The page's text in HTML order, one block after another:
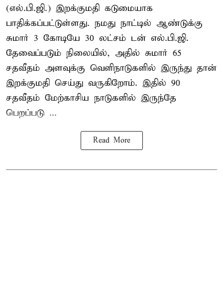
(எல்.பி.ஜி.) இறக்குமதி கடுமையாக
பாதிக்கப்பட்டுள்ளது. நமது நாட்டில் ஆண்டுக்கு
சுமார் 3 கோடியே 30 லட்சம் டன் எல்.பி.ஜி.
தேவைப்படும் நிலையில், அதில் சுமார் 65
சதவீதம் அளவுக்கு வெளிநாடுகளில் இருந்து தான்
இறக்குமதி செய்து வருகிறோம். இதில் 90
சதவீதம் மேற்காசிய நாடுகளில் இருந்தே
பெறப்படு ...
Read More